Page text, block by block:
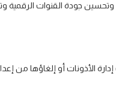
جودة القنوات الرقمية
الأذونات أو إلغاؤها من